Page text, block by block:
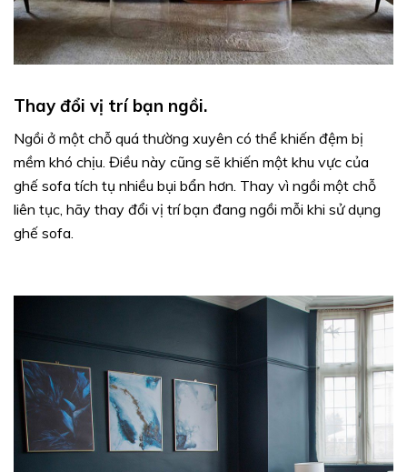
Thay đổi vị trí bạn ngồi.
Ngồi ở một chỗ quá thường xuyên có thể khiến đệm bị
mềm khó chịu. Điều này cũng sẽ khiến một khu vực của
ghế sofa tích tụ nhiều bụi bẩn hơn. Thay vì ngồi một chỗ
liên tục, hãy thay đổi vị trí bạn đang ngồi mỗi khi sử dụng
ghế sofa.